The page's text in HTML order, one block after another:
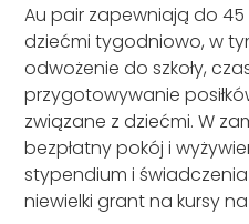
Au pair zapewniają do
dziećmi tygodniowo, w
odwożenie do szkoły,
przygotowywanie
związane z dziećmi. W
bezpłatny pokój i
stypendium i
niewielki grant na kursy